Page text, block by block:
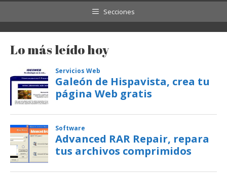
Secciones
Lo más leído hoy